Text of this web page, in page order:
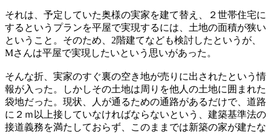
それは、予定していた奥様の実家を建て替え、２世帯住宅に
するというプランを平屋で実現するには、土地の面積が狭い
ということ。そのため、2階建てなども検討したというが、
Mさんは平屋で実現したいという思いがあった。
そんな折、実家のすぐ裏の空き地が売りに出されたという情
報が入った。しかしその土地は周りを他人の土地に囲まれた
袋地だった。現状、人が通るための通路があるだけで、道路
に２ｍ以上接していなければならないという、建築基準法の
接道義務を満たしておらず、このままでは新築の家が建たな